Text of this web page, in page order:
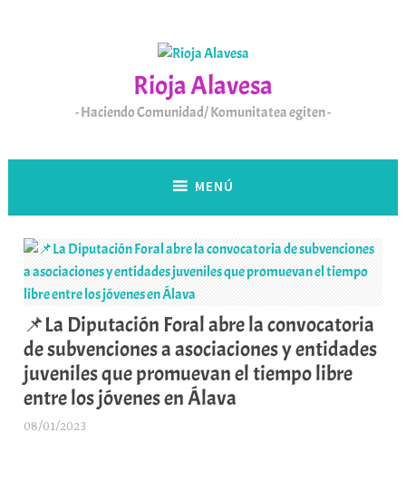
Rioja Alavesa
Haciendo Comunidad/ Komunitatea egiten
MENÚ
📌La Diputación Foral abre la convocatoria
de subvenciones a asociaciones y entidades
juveniles que promuevan el tiempo libre
entre los jóvenes en Álava
08/01/2023